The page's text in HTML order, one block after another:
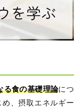
る食の基礎理論につ
、摂取エネルギー